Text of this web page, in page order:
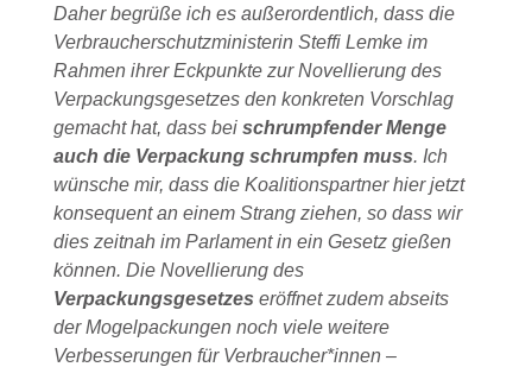
Daher begrüße ich es außerordentlich, dass die
Verbraucherschutzministerin Steffi Lemke im
Rahmen ihrer Eckpunkte zur Novellierung des
Verpackungsgesetzes den konkreten Vorschlag
gemacht hat, dass bei schrumpfender Menge
auch die Verpackung schrumpfen muss. Ich
wünsche mir, dass die Koalitionspartner hier jetzt
konsequent an einem Strang ziehen, so dass wir
dies zeitnah im Parlament in ein Gesetz gießen
können. Die Novellierung des
Verpackungsgesetzes eröffnet zudem abseits
der Mogelpackungen noch viele weitere
Verbesserungen für Verbraucher*innen –